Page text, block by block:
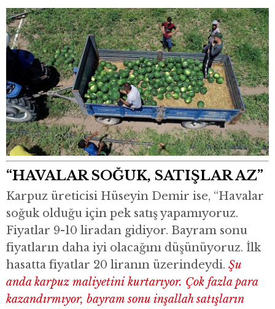
“HAVALAR SOĞUK, SATIŞLAR AZ”
Karpuz üreticisi Hüseyin Demir ise, “Havalar
soğuk olduğu için pek satış yapamıyoruz.
Fiyatlar 9-10 liradan gidiyor. Bayram sonu
fiyatların daha iyi olacağını düşünüyoruz. İlk
hasatta fiyatlar 20 liranın üzerindeydi. Şu
anda karpuz maliyetini kurtarıyor. Çok fazla para
kazandırmıyor, bayram sonu inşallah satışların